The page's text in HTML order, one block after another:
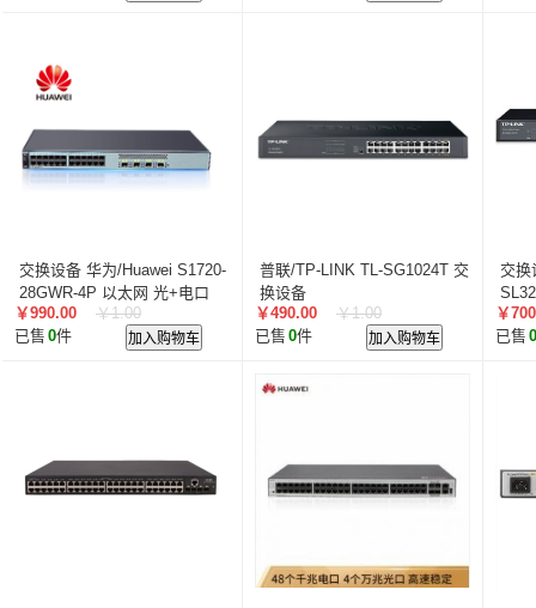
交换设备 华为/Huawei S1720-
28GWR-4P 以太网 光+电口
￥990.00
￥1.00
已售 0件 加入购物车
普联/TP-LINK TL-SG1024T 交
换设备
￥490.00
￥1.00
已售 0件 加入购物车
交换
￥
已售 0